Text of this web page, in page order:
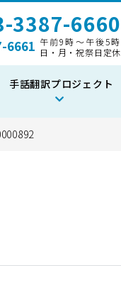
3387-6660
6661 午前9時～午後5時
日・月・祝祭日定休
手話翻訳プロジェクト